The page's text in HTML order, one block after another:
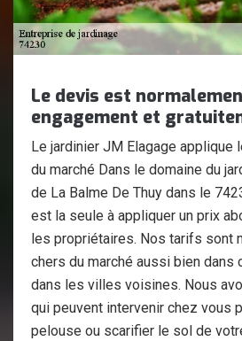
Le devis est
engagement et
Le jardinier JM Elagage applique
du marché Dans le domaine du
de La Balme De Thuy dans le
est la seule à appliquer un prix
les propriétaires. Nos tarifs sont
chers du marché aussi bien dans
dans les villes voisines. Nous
qui peuvent intervenir chez vous
pelouse ou scarifier le sol de